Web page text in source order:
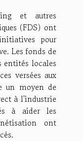
et autres
(FDS) ont
pour
Les fonds de
entités locales
versées aux
un moyen de
à l'industrie
à aider les
ont